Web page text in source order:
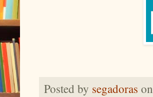
Posted by segadoras on